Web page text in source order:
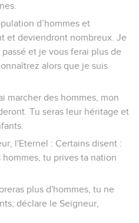
d’hommes et
et deviendront nombreux. Je
et je vous ferai plus de
alors que je suis
marcher des hommes, mon
Tu seras leur héritage et
l'Eternel : Certains disent :
hommes, tu prives ta nation
plus d'hommes, tu ne
déclare le Seigneur,